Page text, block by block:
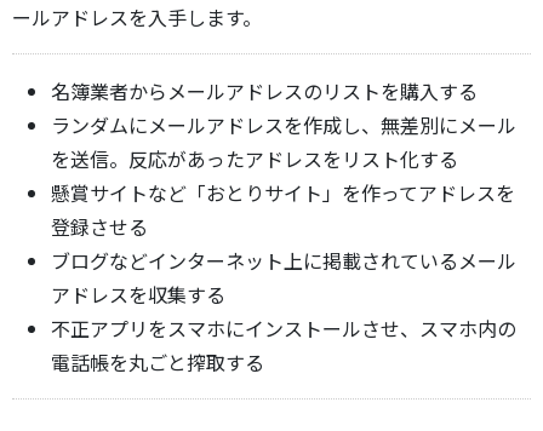
ールアドレスを入手します。
名簿業者からメールアドレスのリストを購入する
ランダムにメールアドレスを作成し、無差別にメール
を送信。反応があったアドレスをリスト化する
懸賞サイトなど「おとりサイト」を作ってアドレスを
登録させる
ブログなどインターネット上に掲載されているメール
アドレスを収集する
不正アプリをスマホにインストールさせ、スマホ内の
電話帳を丸ごと搾取する